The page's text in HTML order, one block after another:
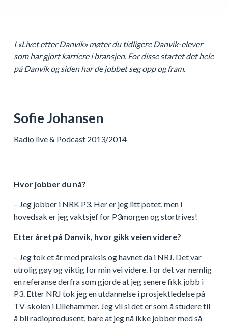
I «Livet etter Danvik» møter du tidligere Danvik-elever
som har gjort karriere i bransjen. For disse startet det hele
på Danvik og siden har de jobbet seg opp og fram.
Sofie Johansen
Radio live & Podcast 2013/2014
Hvor jobber du nå?
– Jeg jobber i NRK P3. Her er jeg litt potet, men i
hovedsak er jeg vaktsjef for P3morgen og stortrives!
Etter året på Danvik, hvor gikk veien videre?
– Jeg tok et år med praksis og havnet da i NRJ. Det var
utrolig gøy og viktig for min vei videre. For det var nemlig
en referanse derfra som gjorde at jeg senere fikk jobb i
P3. Etter NRJ tok jeg en utdannelse i prosjektledelse på
TV-skolen i Lillehammer. Jeg vil si det er som å studere til
å bli radioprodusent, bare at jeg nå ikke jobber med så